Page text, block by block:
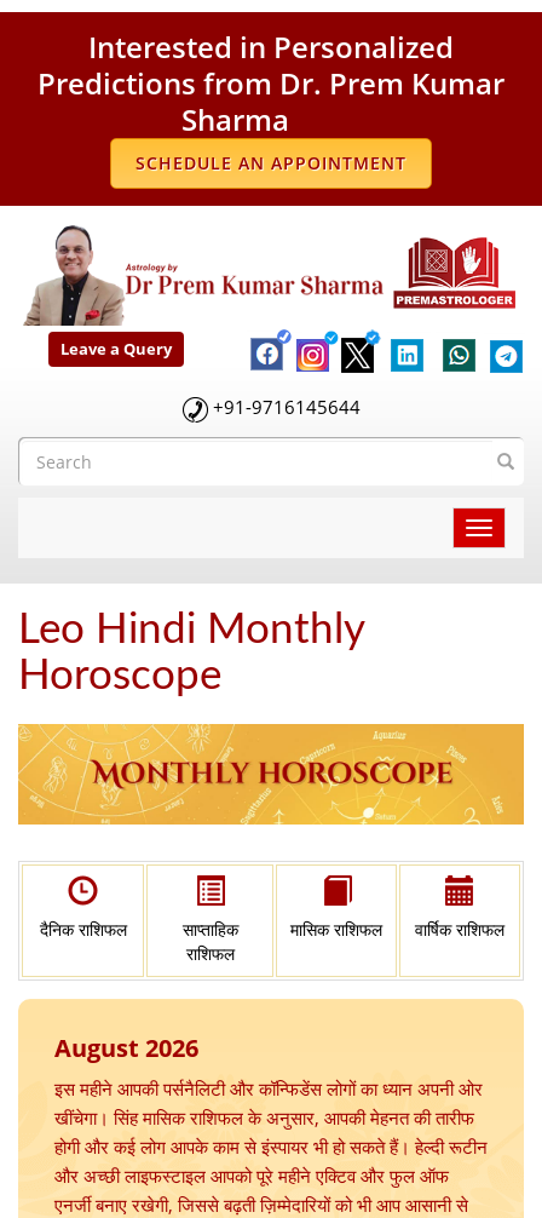
Leave a Query
+91-9716145644
Toggle
Leo Hindi Monthly
Horoscope
दैनिक राशिफल
साप्ताहिक
राशिफल
मासिक राशिफल वार्षिक राशिफल
August 2026
इस महीने आपकी पर्सनैलिटी और कॉन्फिडेंस लोगों का ध्यान अपनी ओर
खींचेगा। सिंह मासिक राशिफल के अनुसार, आपकी मेहनत की तारीफ
होगी और कई लोग आपके काम से इंस्पायर भी हो सकते हैं। हेल्दी रूटीन
और अच्छी लाइफस्टाइल आपको पूरे महीने एक्टिव और फुल ऑफ
एनर्जी बनाए रखेगी, जिससे बढ़ती ज़िम्मेदारियों को भी आप आसानी से
Interested in Personalized
Predictions from Dr. Prem Kumar
Sharma
SCHEDULE AN APPOINTMENT